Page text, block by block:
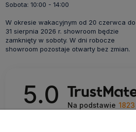
Sobota: 10:00 - 14:00
W okresie wakacyjnym od 20 czerwca do
31 sierpnia 2026 r. showroom będzie
zamknięty w soboty. W dni robocze
showroom pozostaje otwarty bez zmian.
5.0 Na podstawie 1823